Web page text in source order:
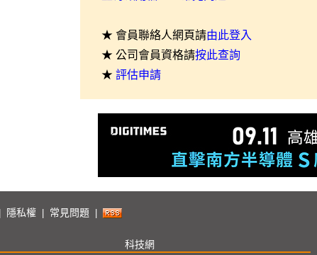
★ 會員聯絡人網頁請由此登入
★ 公司會員資格請按此查詢
★ 評估申請
隱私權 常見問題
科技網